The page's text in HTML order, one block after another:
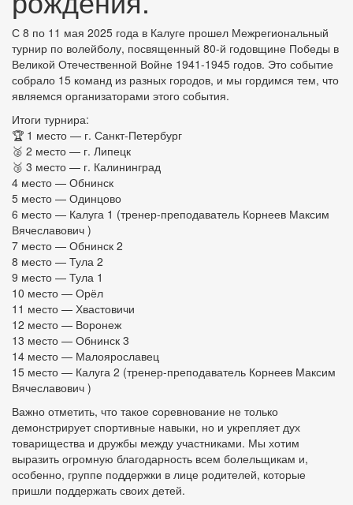
С 8 по 11 мая 2025 года в Калуге прошел Межрегиональный
турнир по волейболу, посвященный 80-й годовщине Победы в
Великой Отечественной Войне 1941-1945 годов. Это событие
собрало 15 команд из разных городов, и мы гордимся тем, что
являемся организаторами этого события.
Итоги турнира:
🏆 1 место — г. Санкт-Петербург
🥈 2 место — г. Липецк
🥉 3 место — г. Калининград
4 место — Обнинск
5 место — Одинцово
6 место — Калуга 1 (тренер-преподаватель Корнеев Максим
Вячеславович )
7 место — Обнинск 2
8 место — Тула 2
9 место — Тула 1
10 место — Орёл
11 место — Хвастовичи
12 место — Воронеж
13 место — Обнинск 3
14 место — Малоярославец
15 место — Калуга 2 (тренер-преподаватель Корнеев Максим
Вячеславович )
Важно отметить, что такое соревнование не только
демонстрирует спортивные навыки, но и укрепляет дух
товарищества и дружбы между участниками. Мы хотим
выразить огромную благодарность всем болельщикам и,
особенно, группе поддержки в лице родителей, которые
пришли поддержать своих детей.